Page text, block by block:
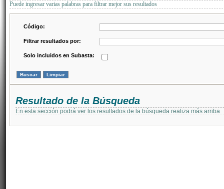
Puede ingresar varias palabras para filtrar mejor sus resultados
Código:
Filtrar resultados por:
Solo incluidos en Subasta:
Resultado de la Búsqueda
En esta sección podrá ver los resultados de la búsqueda realiza más arriba